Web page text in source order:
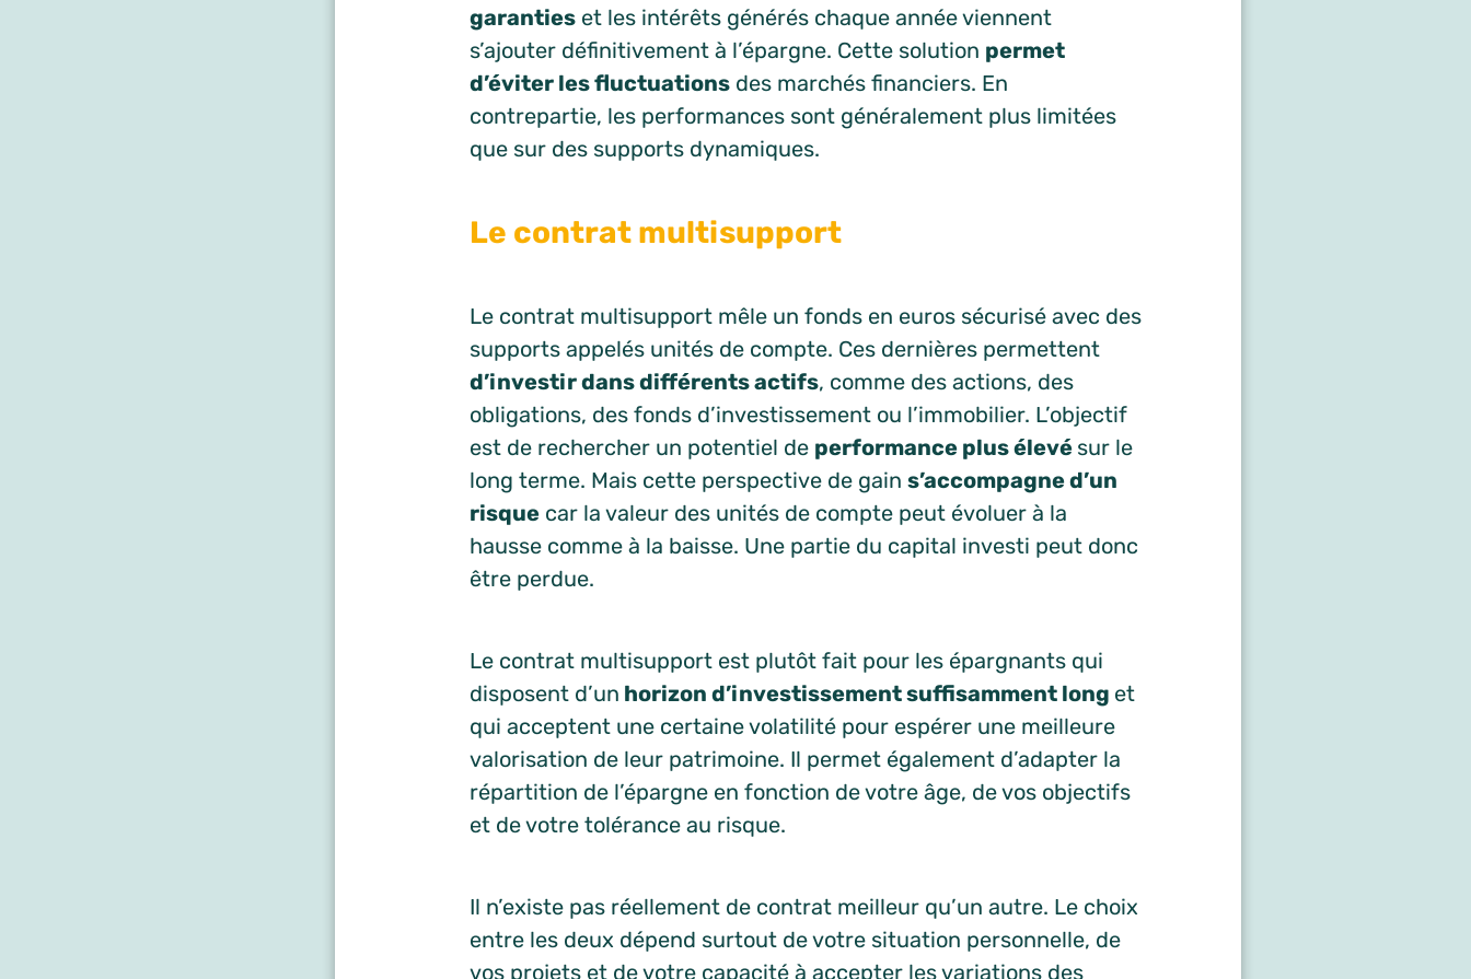
garanties et les intérêts générés chaque année viennent
s’ajouter définitivement à l’épargne. Cette solution permet
d’éviter les fluctuations des marchés financiers. En
contrepartie, les performances sont généralement plus limitées
que sur des supports dynamiques.
Le contrat multisupport
Le contrat multisupport mêle un fonds en euros sécurisé avec des
supports appelés unités de compte. Ces dernières permettent
d’investir dans différents actifs, comme des actions, des
obligations, des fonds d’investissement ou l’immobilier. L’objectif
est de rechercher un potentiel de performance plus élevé sur le
long terme. Mais cette perspective de gains’accompagne d’un
risque car la valeur des unités de compte peut évoluer à la
hausse comme à la baisse. Une partie du capital investi peut donc
être perdue.
Le contrat multisupport est plutôt fait pour les épargnants qui
disposent d’un horizon d’investissement suffisamment long et
qui acceptent une certaine volatilité pour espérer une meilleure
valorisation de leur patrimoine. Il permet également d’adapter la
répartition de l’épargne en fonction de votre âge, de vos objectifs
et de votre tolérance au risque.
Il n’existe pas réellement de contrat meilleur qu’un autre. Le choix
entre les deux dépend surtout de votre situation personnelle, de
vos projets et de votre capacité à accepter les variations des